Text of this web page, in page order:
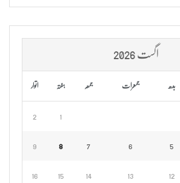
اگست 2026
بدھ جمعرات جمعہ ہفتہ اتوار
1
2
5
6
7
8
9
12
13
14
15
16